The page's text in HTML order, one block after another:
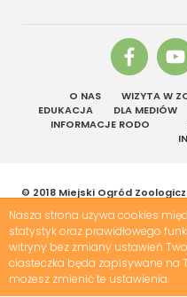
O NAS WIZYTA W
EDUKACJA
DLA MEDIÓW
INFORMACJE RODO
© 2018 Miejski Ogród
Projekt &
Nasza strona używa cookies
statystyk oraz prawidłowego
witryny bez zmiany ustawień
ciasteczka będa zapisywane na
możesz zmienić te ustawienia.